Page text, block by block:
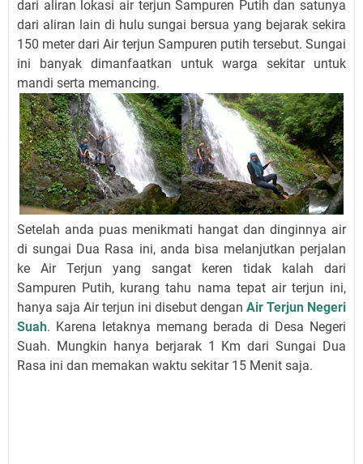
dari aliran lokasi air terjun Sampuren Putih dan satunya
dari aliran lain di hulu sungai bersua yang bejarak sekira
150 meter dari Air terjun Sampuren putih tersebut. Sungai
ini banyak dimanfaatkan untuk warga sekitar untuk
mandi serta memancing.
Setelah anda puas menikmati hangat dan dinginnya air
di sungai Dua Rasa ini, anda bisa melanjutkan perjalan
ke Air Terjun yang sangat keren tidak kalah dari
Sampuren Putih, kurang tahu nama tepat air terjun ini,
hanya saja Air terjun ini disebut dengan Air Terjun Negeri
Suah. Karena letaknya memang berada di Desa Negeri
Suah. Mungkin hanya berjarak 1 Km dari Sungai Dua
Rasa ini dan memakan waktu sekitar 15 Menit saja.